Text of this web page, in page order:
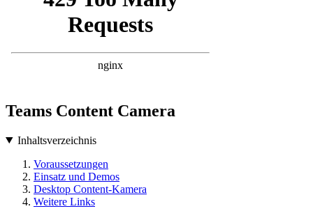
Teams Content Camera
Inhaltsverzeichnis
Voraussetzungen
Einsatz und Demos
Desktop Content-Kamera
Weitere Links